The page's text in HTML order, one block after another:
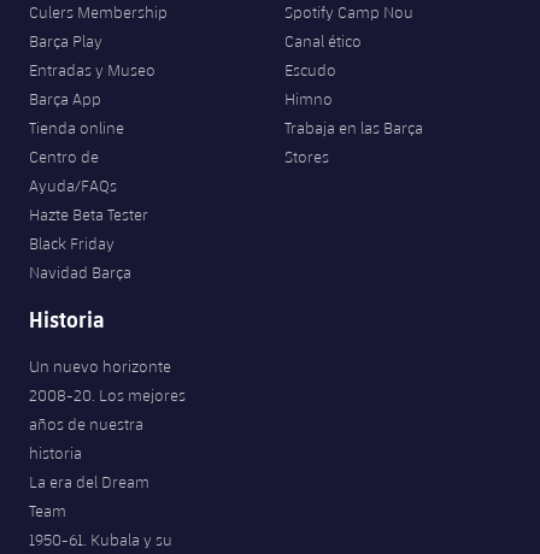
Culers Membership
Barça Play
Entradas y Museo
Barça App
Tienda online
Centro de
Ayuda/FAQs
Hazte Beta Tester
Black Friday
Navidad Barça
Spotify Camp Nou
Canal ético
Escudo
Himno
Trabaja en las Barça
Stores
Historia
Un nuevo horizonte
2008-20. Los mejores
años de nuestra
historia
La era del Dream
Team
1950-61. Kubala y su